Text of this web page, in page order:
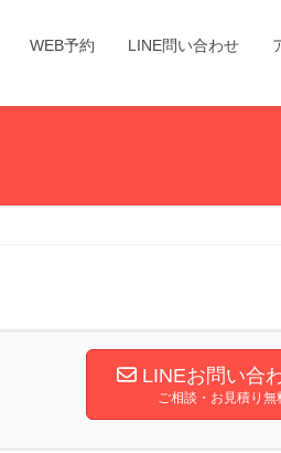
WEB予約 LINE問い合わせ
LINEお問い合
ご相談・お見積り無